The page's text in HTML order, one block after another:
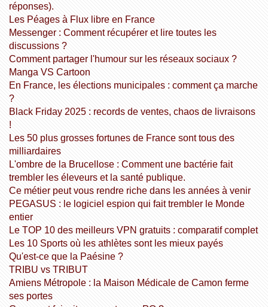
réponses).
Les Péages à Flux libre en France
Messenger : Comment récupérer et lire toutes les
discussions ?
Comment partager l'humour sur les réseaux sociaux ?
Manga VS Cartoon
En France, les élections municipales : comment ça marche
?
Black Friday 2025 : records de ventes, chaos de livraisons
!
Les 50 plus grosses fortunes de France sont tous des
milliardaires
L'ombre de la Brucellose : Comment une bactérie fait
trembler les éleveurs et la santé publique.
Ce métier peut vous rendre riche dans les années à venir
PEGASUS : le logiciel espion qui fait trembler le Monde
entier
Le TOP 10 des meilleurs VPN gratuits : comparatif complet
Les 10 Sports où les athlètes sont les mieux payés
Qu'est-ce que la Paésine ?
TRIBU vs TRIBUT
Amiens Métropole : la Maison Médicale de Camon ferme
ses portes